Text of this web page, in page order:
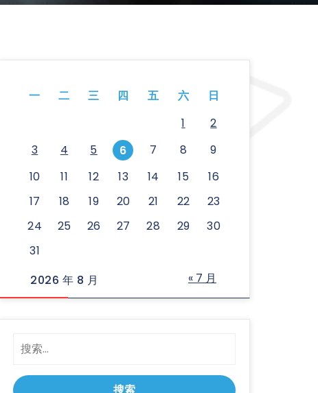
2026 年 8 月
一 二 三 四 五 六
日
1
2
3
4 5 6 7 8
9
10
11 12 13 14 15
16
17
18 19 20 21 22
23
24
25 26 27 28 29
30
31
« 7 月
搜
索：